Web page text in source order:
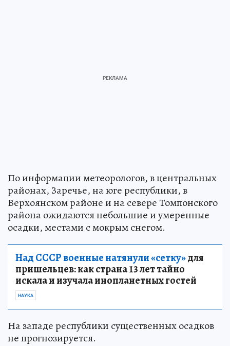
По информации метеорологов, в центральных
районах, Заречье, на юге республики, в
Верхоянском районе и на севере Томпонского
района ожидаются небольшие и умеренные
осадки, местами с мокрым снегом.
Над СССР военные натянули «сетку»для
пришельцев: как страна 13 лет тайно
искала и изучала инопланетных гостей
НАУКА
На западе республики существенных осадков
не прогнозируется.